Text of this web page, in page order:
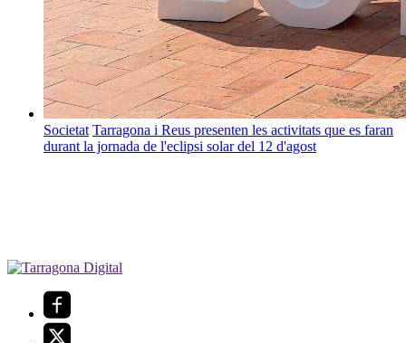
Societat Tarragona i Reus presenten les activitats que es faran
durant la jornada de l'eclipsi solar del 12 d'agost